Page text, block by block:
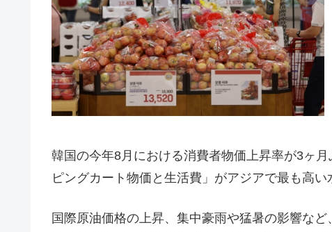
韓国の今年8月における消費者物価上昇率が3ヶ
ピングカート物価と生活費」がアジアで最も高い
国際原油価格の上昇、集中豪雨や猛暑の影響な